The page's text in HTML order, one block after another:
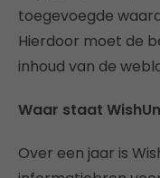
toegevoegde
Hierdoor moet de
inhoud van de
Waar staat
Over een jaar is